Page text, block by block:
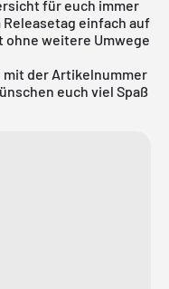
für euch immer
einfach auf
ohne weitere Umwege
mit der Artikelnummer
euch viel Spaß